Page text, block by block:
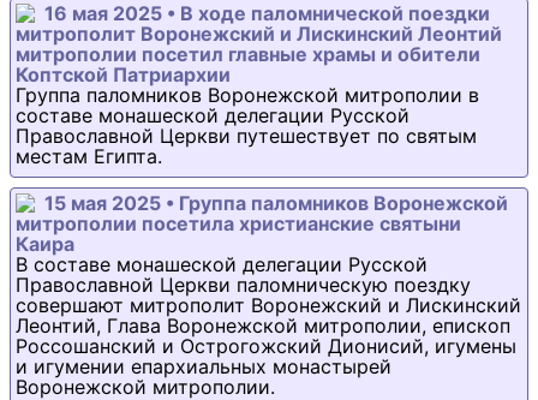
16 мая 2025 • В ходе паломнической поездки
митрополит Воронежский и Лискинский Леонтий
митрополии посетил главные храмы и обители
Коптской Патриархии
Группа паломников Воронежской митрополии в
составе монашеской делегации Русской
Православной Церкви путешествует по святым
местам Египта.
15 мая 2025 • Группа паломников Воронежской
митрополии посетила христианские святыни
Каира
В составе монашеской делегации Русской
Православной Церкви паломническую поездку
совершают митрополит Воронежский и Лискинский
Леонтий, Глава Воронежской митрополии, епископ
Россошанский и Острогожский Дионисий, игумены
и игумении епархиальных монастырей
Воронежской митрополии.